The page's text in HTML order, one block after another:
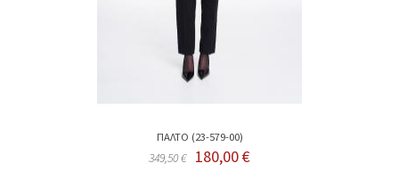
ΠΑΛΤΟ (23-579-00)
349,50 € 180,00 €